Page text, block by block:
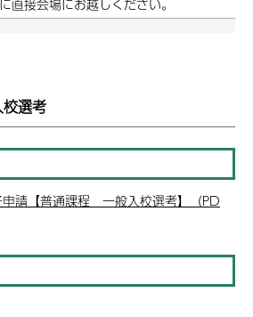
選考
申請【普通課程 一般入校選考】（PD